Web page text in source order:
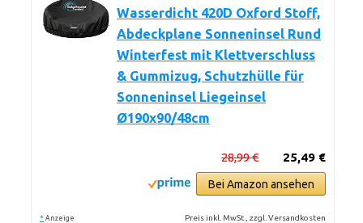
Wasserdicht 420D Oxford Stoff,
Abdeckplane Sonneninsel Rund
Winterfest mit Klettverschluss
& Gummizug, Schutzhülle für
Sonneninsel Liegeinsel
Ø190x90/48cm
25,49 €
28,99 €
Bei Amazon ansehen
* Anzeige Preis inkl. MwSt., zzgl. Versandkosten